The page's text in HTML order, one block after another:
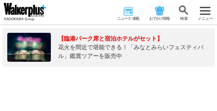
ニュース･連載 おでかけ情報 検 索 メニュー
【臨港パーク席と宿泊ホテルがセット】
花火を間近で堪能できる！「みなとみらいフェスティバ
ル」鑑賞ツアーを販売中